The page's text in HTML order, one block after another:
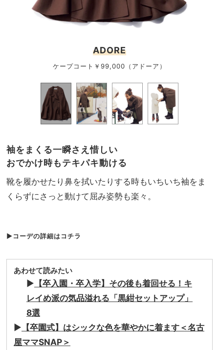
ADORE
ケープコート￥99,000（アドーア）
袖をまくる一瞬さえ惜しい
おでかけ時もテキパキ動ける
靴を履かせたり鼻を拭いたりする時もいちいち袖をま
くらずにさっと動けて屈み姿勢も楽々。
▶︎コーデの詳細はコチラ
あわせて読みたい
▶︎ 【卒入園・卒入学】その後も着回せる！キ
レイめ派の気品溢れる「黒紺セットアップ」
8選
▶︎ 【卒園式】はシックな色を華やかに着ます＜名古
屋ママSNAP＞